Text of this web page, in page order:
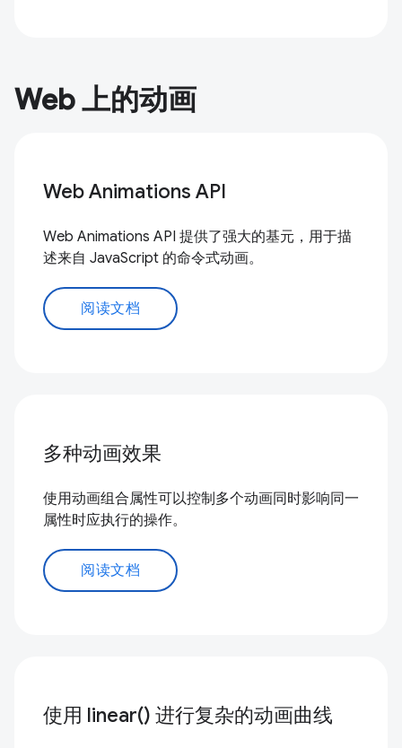
Web 上的动画
Web Animations API
Web Animations API 提供了强大的基元，用于描
述来自 JavaScript 的命令式动画。
阅读文档
多种动画效果
使用动画组合属性可以控制多个动画同时影响同一
属性时应执行的操作。
阅读文档
使用 linear() 进行复杂的动画曲线